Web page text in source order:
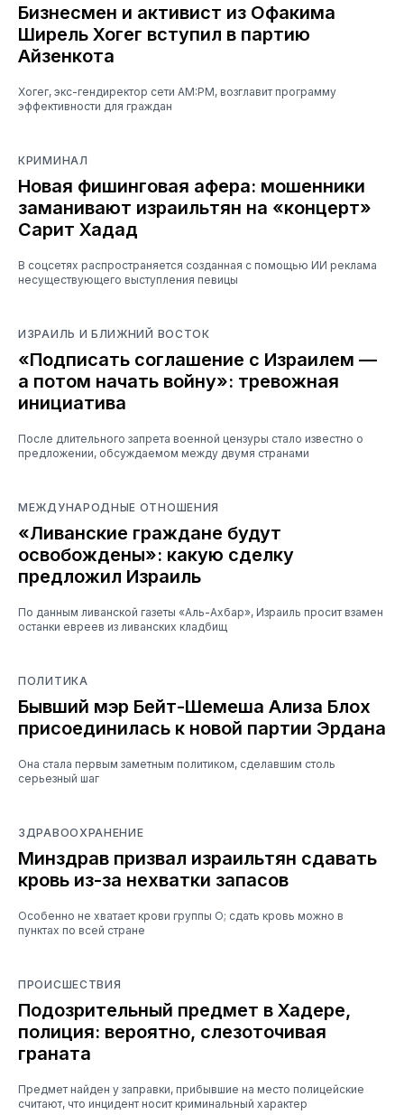
Бизнесмен и активист из Офакима
Ширель Хогег вступил в партию
Айзенкота
Хогег, экс-гендиректор сети AM:PM, возглавит программу
эффективности для граждан
КРИМИНАЛ
Новая фишинговая афера: мошенники
заманивают израильтян на «концерт»
Сарит Хадад
В соцсетях распространяется созданная с помощью ИИ реклама
несуществующего выступления певицы
ИЗРАИЛЬ И БЛИЖНИЙ ВОСТОК
«Подписать соглашение с Израилем —
а потом начать войну»: тревожная
инициатива
После длительного запрета военной цензуры стало известно о
предложении, обсуждаемом между двумя странами
МЕЖДУНАРОДНЫЕ ОТНОШЕНИЯ
«Ливанские граждане будут
освобождены»: какую сделку
предложил Израиль
По данным ливанской газеты «Аль-Ахбар», Израиль просит взамен
останки евреев из ливанских кладбищ
ПОЛИТИКА
Бывший мэр Бейт-Шемеша Ализа Блох
присоединилась к новой партии Эрдана
Она стала первым заметным политиком, сделавшим столь
серьезный шаг
ЗДРАВООХРАНЕНИЕ
Минздрав призвал израильтян сдавать
кровь из-за нехватки запасов
Особенно не хватает крови группы O; сдать кровь можно в
пунктах по всей стране
ПРОИСШЕСТВИЯ
Подозрительный предмет в Хадере,
полиция: вероятно, слезоточивая
граната
Предмет найден у заправки, прибывшие на место полицейские
считают, что инцидент носит криминальный характер